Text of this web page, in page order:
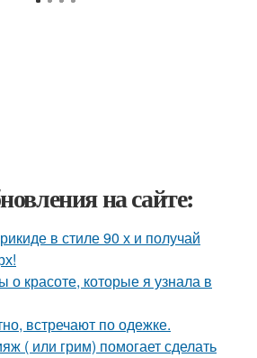
на сайте:
в стиле 90 х и получай
красоте, которые я узнала в
встречают по одежке.
( или грим) помогает сделать